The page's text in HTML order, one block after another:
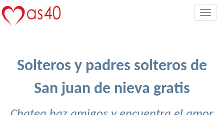
Solteros y padres solteros de
San juan de nieva gratis